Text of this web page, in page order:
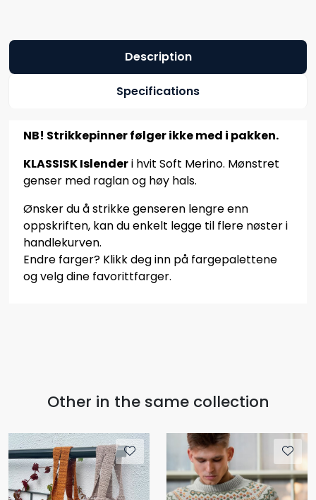
Description
Specifications
NB! Strikkepinner følger ikke med i pakken.
KLASSISK Islenderi hvit Soft Merino. Mønstret
genser med raglan og høy hals.
Ønsker du å strikke genseren lengre enn
oppskriften, kan du enkelt legge til flere nøster i
handlekurven.
Endre farger? Klikk deg inn på fargepalettene
og velg dine favorittfarger.
Other in the same collection